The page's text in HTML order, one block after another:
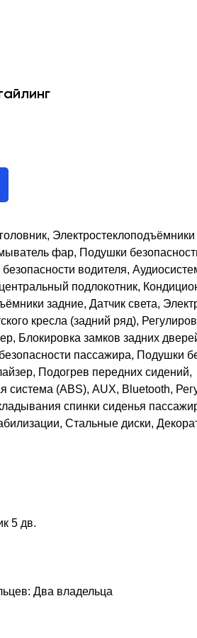
фар, Подушки
водителя,
подлокотник,
задние, Датчик света,
кресла (задний ряд),
Блокировка замков задних
пассажира, Подушки
Подогрев передних сидений,
система (ABS), AUX, Bluetooth,
спинки сиденья
Стальные диски,
5 дв.
Два владельца